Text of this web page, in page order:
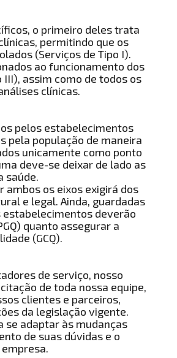
o primeiro deles trata
permitindo que os
(Serviços de Tipo I).
ao funcionamento dos
assim como de todos os
clínicas.
pelos estabelecimentos
pela população de maneira
unicamente como ponto
deve-se deixar de lado as
saúde.
ambos os eixos exigirá dos
e legal. Ainda, guardadas
estabelecimentos deverão
quanto assegurar a
(GCQ).
de serviço, nosso
de toda nossa equipe,
clientes e parceiros,
da legislação vigente.
se adaptar às mudanças
de suas dúvidas e o